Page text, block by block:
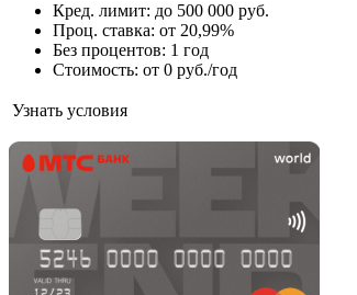
Кред. лимит: до 500 000 руб.
Проц. cтавка: от 20,99%
Без процентов: 1 год
Стоимость: от 0 руб./год
Узнать условия